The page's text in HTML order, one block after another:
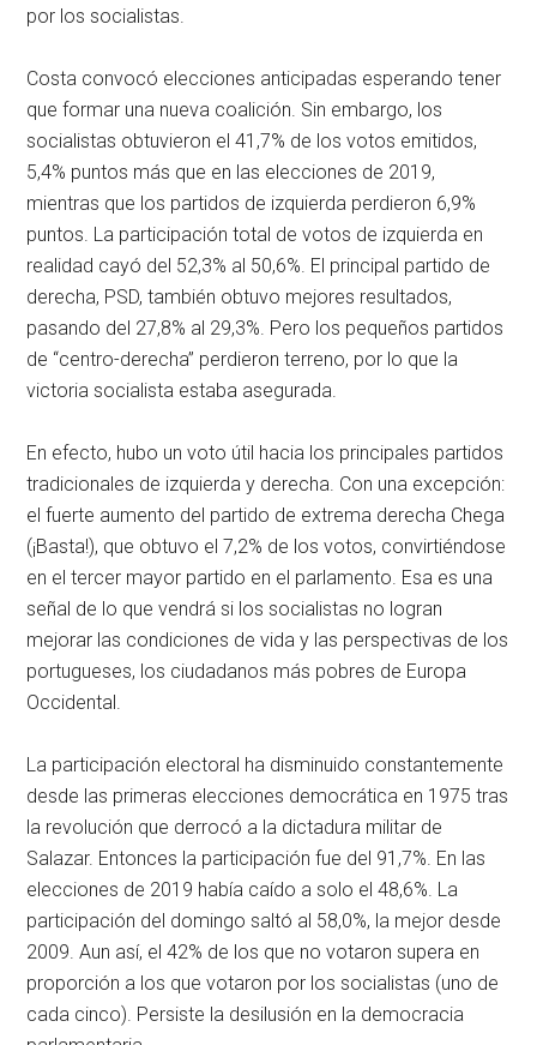
por los socialistas.
Costa convocó elecciones anticipadas esperando tener
que formar una nueva coalición. Sin embargo, los
socialistas obtuvieron el 41,7% de los votos emitidos,
5,4% puntos más que en las elecciones de 2019,
mientras que los partidos de izquierda perdieron 6,9%
puntos. La participación total de votos de izquierda en
realidad cayó del 52,3% al 50,6%. El principal partido de
derecha, PSD, también obtuvo mejores resultados,
pasando del 27,8% al 29,3%. Pero los pequeños partidos
de “centro-derecha” perdieron terreno, por lo que la
victoria socialista estaba asegurada.
En efecto, hubo un voto útil hacia los principales partidos
tradicionales de izquierda y derecha. Con una excepción:
el fuerte aumento del partido de extrema derecha Chega
(¡Basta!), que obtuvo el 7,2% de los votos, convirtiéndose
en el tercer mayor partido en el parlamento. Esa es una
señal de lo que vendrá si los socialistas no logran
mejorar las condiciones de vida y las perspectivas de los
portugueses, los ciudadanos más pobres de Europa
Occidental.
La participación electoral ha disminuido constantemente
desde las primeras elecciones democrática en 1975 tras
la revolución que derrocó a la dictadura militar de
Salazar. Entonces la participación fue del 91,7%. En las
elecciones de 2019 había caído a solo el 48,6%. La
participación del domingo saltó al 58,0%, la mejor desde
2009. Aun así, el 42% de los que no votaron supera en
proporción a los que votaron por los socialistas (uno de
cada cinco). Persiste la desilusión en la democracia